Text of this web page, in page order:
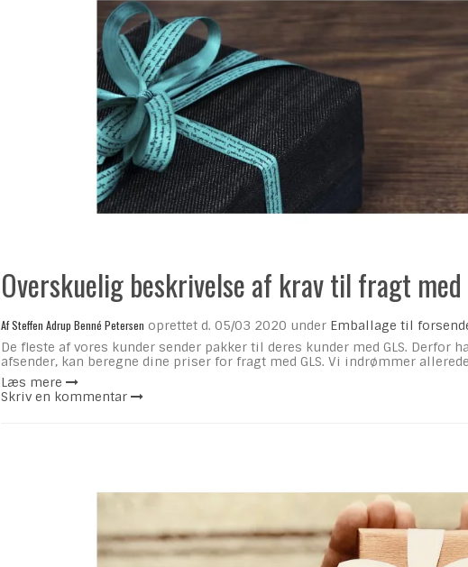
Overskuelig beskrivelse af krav til fragt med
AfSteffen Adrup Benné Petersen oprettet d. 05/03 2020 under Emballage til
De fleste af vores kunder sender pakker til deres kunder med GLS.
afsender, kan beregne dine priser for fragt med GLS. Vi indrømmer
Læs mere
Skriv en kommentar